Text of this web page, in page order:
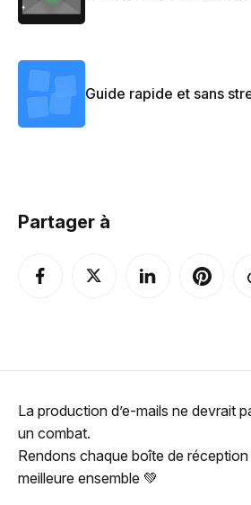
Guide rapide et sans
Partager à
La production d’e-mails ne devrait
un combat.
Rendons chaque boîte de réception
meilleure ensemble 💚